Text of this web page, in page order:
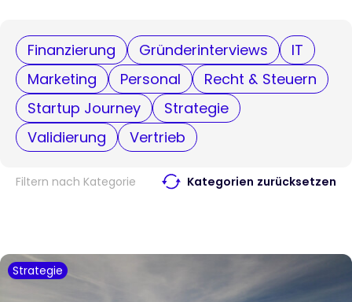
Finanzierung Gründerinterviews
IT
Marketing
Personal
Recht & Steuern
Startup Journey
Strategie
Validierung
Vertrieb
Filtern nach Kategorie Kategorien zurücksetzen
Strategie